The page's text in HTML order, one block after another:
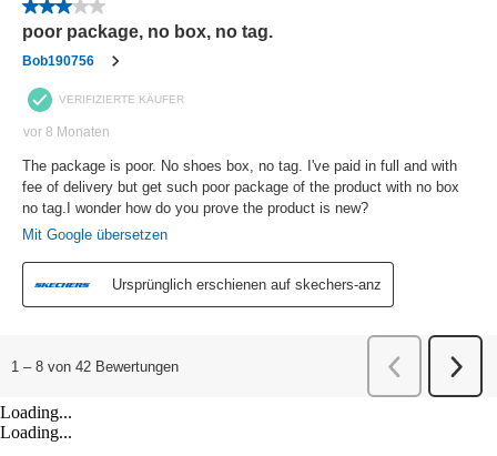
Loading...
Loading...